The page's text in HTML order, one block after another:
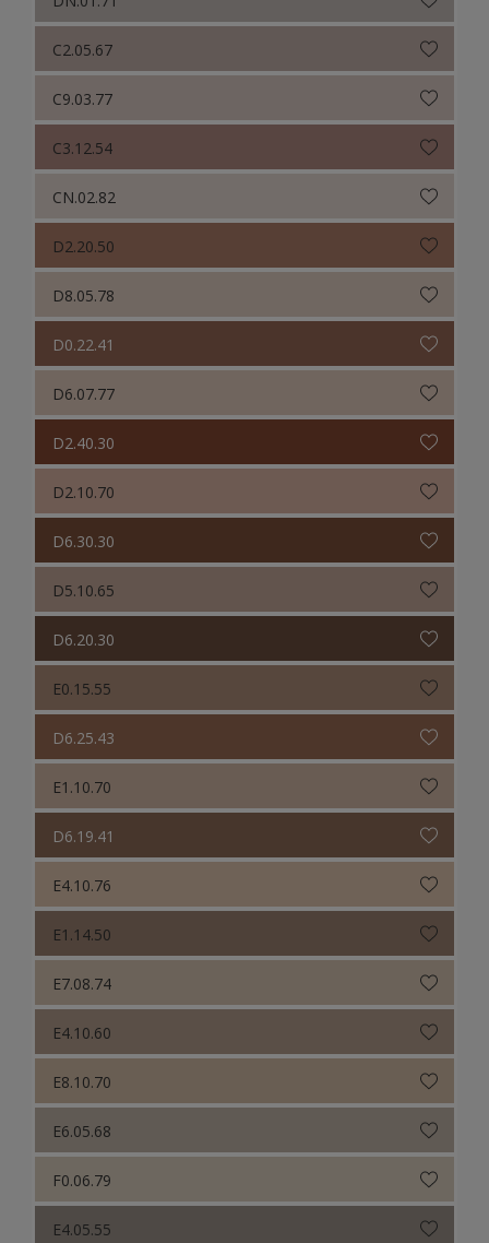
C2.05.67
C9.03.77
C3.12.54
CN.02.82
D2.20.50
D8.05.78
D0.22.41
D6.07.77
D2.40.30
D2.10.70
D6.30.30
D5.10.65
D6.20.30
E0.15.55
D6.25.43
E1.10.70
D6.19.41
E4.10.76
E1.14.50
E7.08.74
E4.10.60
E8.10.70
E6.05.68
F0.06.79
E4.05.55